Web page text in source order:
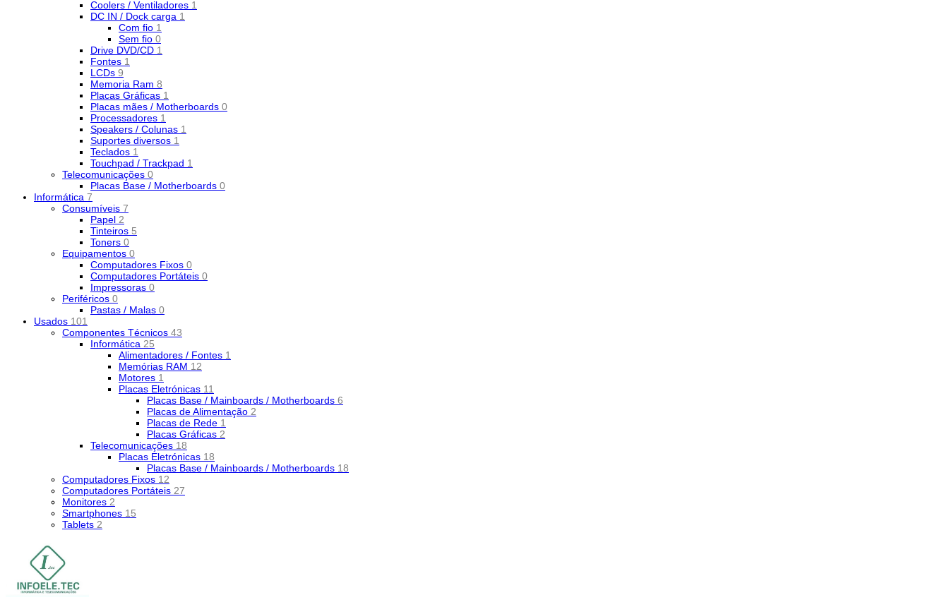
Coolers / Ventiladores 1
DC IN / Dock carga 1
Com fio 1
Sem fio 0
Drive DVD/CD 1
Fontes 1
LCDs 9
Memoria Ram 8
Placas Gráficas 1
Placas mães / Motherboards 0
Processadores 1
Speakers / Colunas 1
Suportes diversos 1
Teclados 1
Touchpad / Trackpad 1
Telecomunicações 0
Placas Base / Motherboards 0
Informática 7
Consumíveis 7
Papel 2
Tinteiros 5
Toners 0
Equipamentos 0
Computadores Fixos 0
Computadores Portáteis 0
Impressoras 0
Periféricos 0
Pastas / Malas 0
Usados 101
Componentes Técnicos 43
Informática 25
Alimentadores / Fontes 1
Memórias RAM 12
Motores 1
Placas Eletrónicas 11
Placas Base / Mainboards / Motherboards 6
Placas de Alimentação 2
Placas de Rede 1
Placas Gráficas 2
Telecomunicações 18
Placas Eletrónicas 18
Placas Base / Mainboards / Motherboards 18
Computadores Fixos 12
Computadores Portáteis 27
Monitores 2
Smartphones 15
Tablets 2